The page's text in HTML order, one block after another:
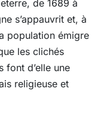
de 1689 à
s’appauvrit et, à
population émigre
les clichés
font d’elle une
religieuse et